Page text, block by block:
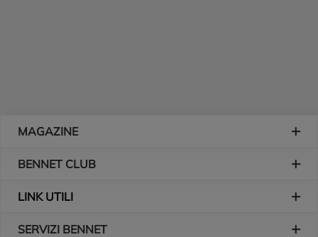
MAGAZINE
BENNET CLUB
LINK UTILI
SERVIZI BENNET